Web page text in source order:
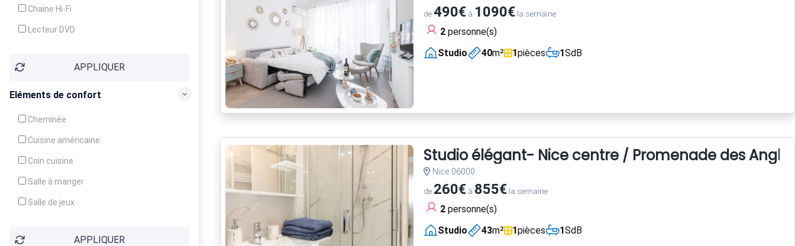
Chaine Hi-Fi
Lecteur DVD
APPLIQUER
Eléments de confort
Cheminée
Cuisine américaine
Coin cuisine
Salle à manger
Salle de jeux
APPLIQUER
de490€à 1090€la semaine
2personne(s)
Studio
40m² 1pièces 1SdB
Studio élégant- Nice centre / Promenade des
Nice 06000
de 260€à 855€la semaine
2personne(s)
Studio
43m² 1pièces 1SdB